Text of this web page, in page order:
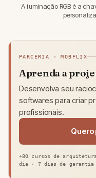
A iluminação RGB é a
PARCERIA · MOBFLIX
Aprenda a
Desenvolva seu
softwares para criar
profissionais.
Quero
+80 cursos de
dia · 7 dias de garantia